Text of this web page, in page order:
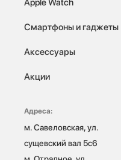
Apple Watch
Смартфоны и гаджеты
Аксессуары
Акции
Адреса:
м. Савеловская, ул.
сущевский вал 5с6